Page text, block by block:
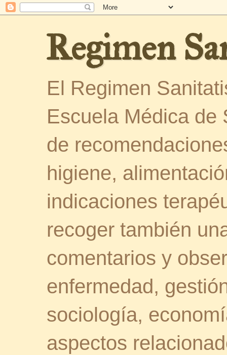
Regimen
El Regimen
Escuela Médica de
de
higiene,
indicaciones
recoger también
comentarios y
enfermedad,
sociología,
aspectos